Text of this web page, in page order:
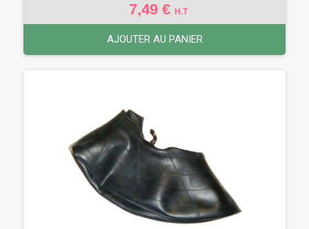
7,49 € H.T
AJOUTER AU PANIER